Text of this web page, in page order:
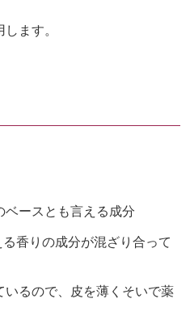
ます。
ベースとも言える成分
香りの成分が混ざり合って
るので、皮を薄くそいで薬